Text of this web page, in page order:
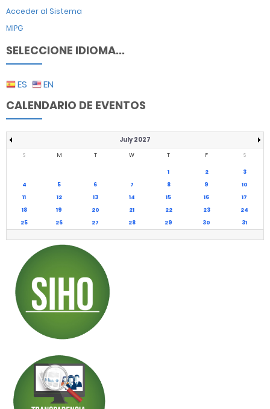
Acceder al Sistema
MIPG
SELECCIONE IDIOMA...
ES EN
CALENDARIO DE EVENTOS
July 2027
S M T W T F S
1 2
3
4
5 6 7 8 9
10
11
12 13 14 15 16
17
18
19 20 21 22 23
24
25
26 27 28 29 30 31